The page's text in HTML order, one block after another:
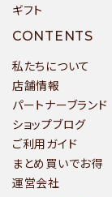
ギフト
CONTENTS
私たちについて
店舗情報
パートナーブランド
ショップブログ
ご利用ガイド
まとめ買いでお得
運営会社